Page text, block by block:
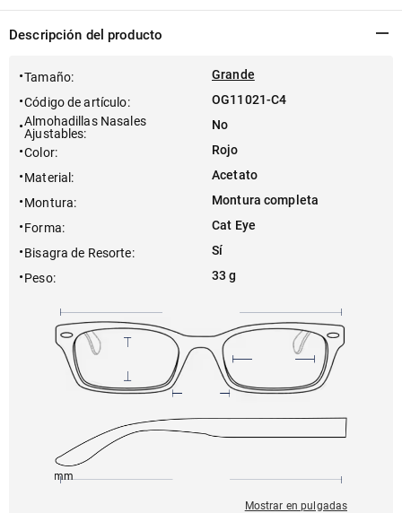
Descripción del producto
Tamaño:
Grande
Código de artículo:
OG11021-C4
Almohadillas Nasales
Ajustables:
No
Color:
Rojo
Material :
Acetato
Montura:
Montura completa
Forma:
Cat Eye
Bisagra de Resorte:
Sí
Peso: 33 g
145mm
Mostrar en pulgadas